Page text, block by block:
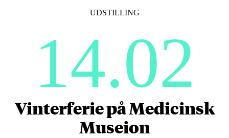
UDSTILLING
14.02
Vinterferie på Medicinsk
Museion